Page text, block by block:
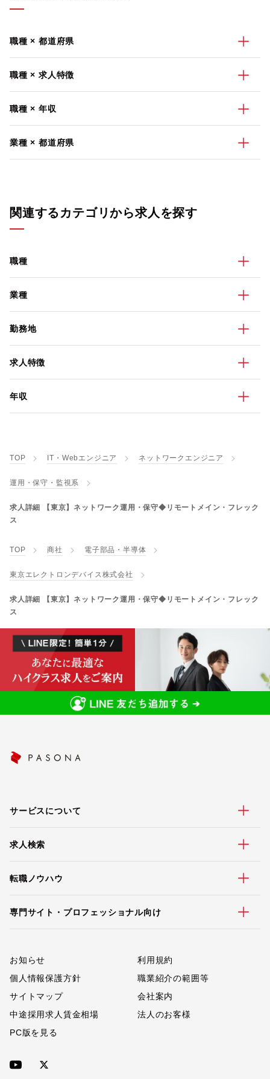
職種 × 都道府県
職種 × 求人特徴
職種 × 年収
業種 × 都道府県
関連するカテゴリから求人を探す
職種
業種
勤務地
求人特徴
年収
TOP IT・Webエンジニア ネットワークエンジニア
運用・保守・監視系
求人詳細 【東京】ネットワーク運用・保守◆リモートメイン・フレック
ス
TOP 商社 電子部品・半導体
東京エレクトロンデバイス株式会社
求人詳細 【東京】ネットワーク運用・保守◆リモートメイン・フレック
ス
サービスについて
求人検索
転職ノウハウ
専門サイト・プロフェッショナル向け
お知らせ
利用規約
個人情報保護方針
職業紹介の範囲等
サイトマップ
会社案内
中途採用求人賃金相場
法人のお客様
PC版を見る